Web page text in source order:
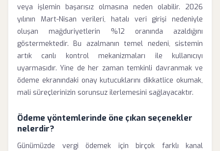
veya işlemin başarısız olmasına neden olabilir. 2026
yılının Mart-Nisan verileri, hatalı veri girişi nedeniyle
oluşan mağduriyetlerin %12 oranında azaldığını
göstermektedir. Bu azalmanın temel nedeni, sistemin
artık canlı kontrol mekanizmaları ile kullanıcıyı
uyarmasıdır. Yine de her zaman temkinli davranmak ve
ödeme ekranındaki onay kutucuklarını dikkatlice okumak,
mali süreçlerinizin sorunsuz ilerlemesini sağlayacaktır.
Ödeme yöntemlerinde öne çıkan seçenekler
nelerdir?
Günümüzde vergi ödemek için birçok farklı kanal